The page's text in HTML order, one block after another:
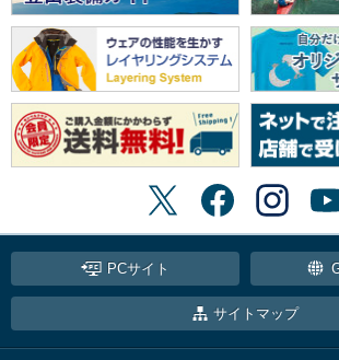
PCサイト
サイトマップ